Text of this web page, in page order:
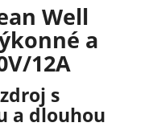
Well
a
12A
s
a dlouhou